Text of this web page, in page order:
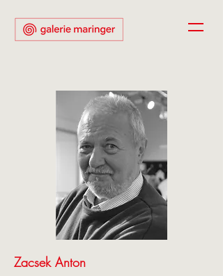
Zacsek Anton